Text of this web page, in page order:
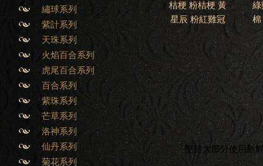
繡球系列
紫計系列
天珠系列
火焰百合系列
虎尾百合系列
百合系列
紫珠系列
芒草系列
洛神系列
仙丹系列
菊花系列
桔梗 粉桔梗 黃
星辰 粉紅雞冠
綠
棉
堅持大部分使用新